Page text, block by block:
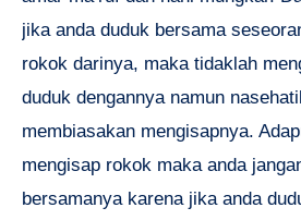
jika anda duduk bersama
rokok darinya, maka tidaklah
duduk dengannya namun
membiasakan mengisapnya.
mengisap rokok maka anda
bersamanya karena jika anda